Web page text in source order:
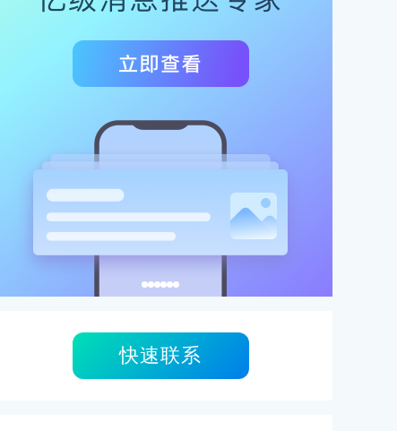
快速联系